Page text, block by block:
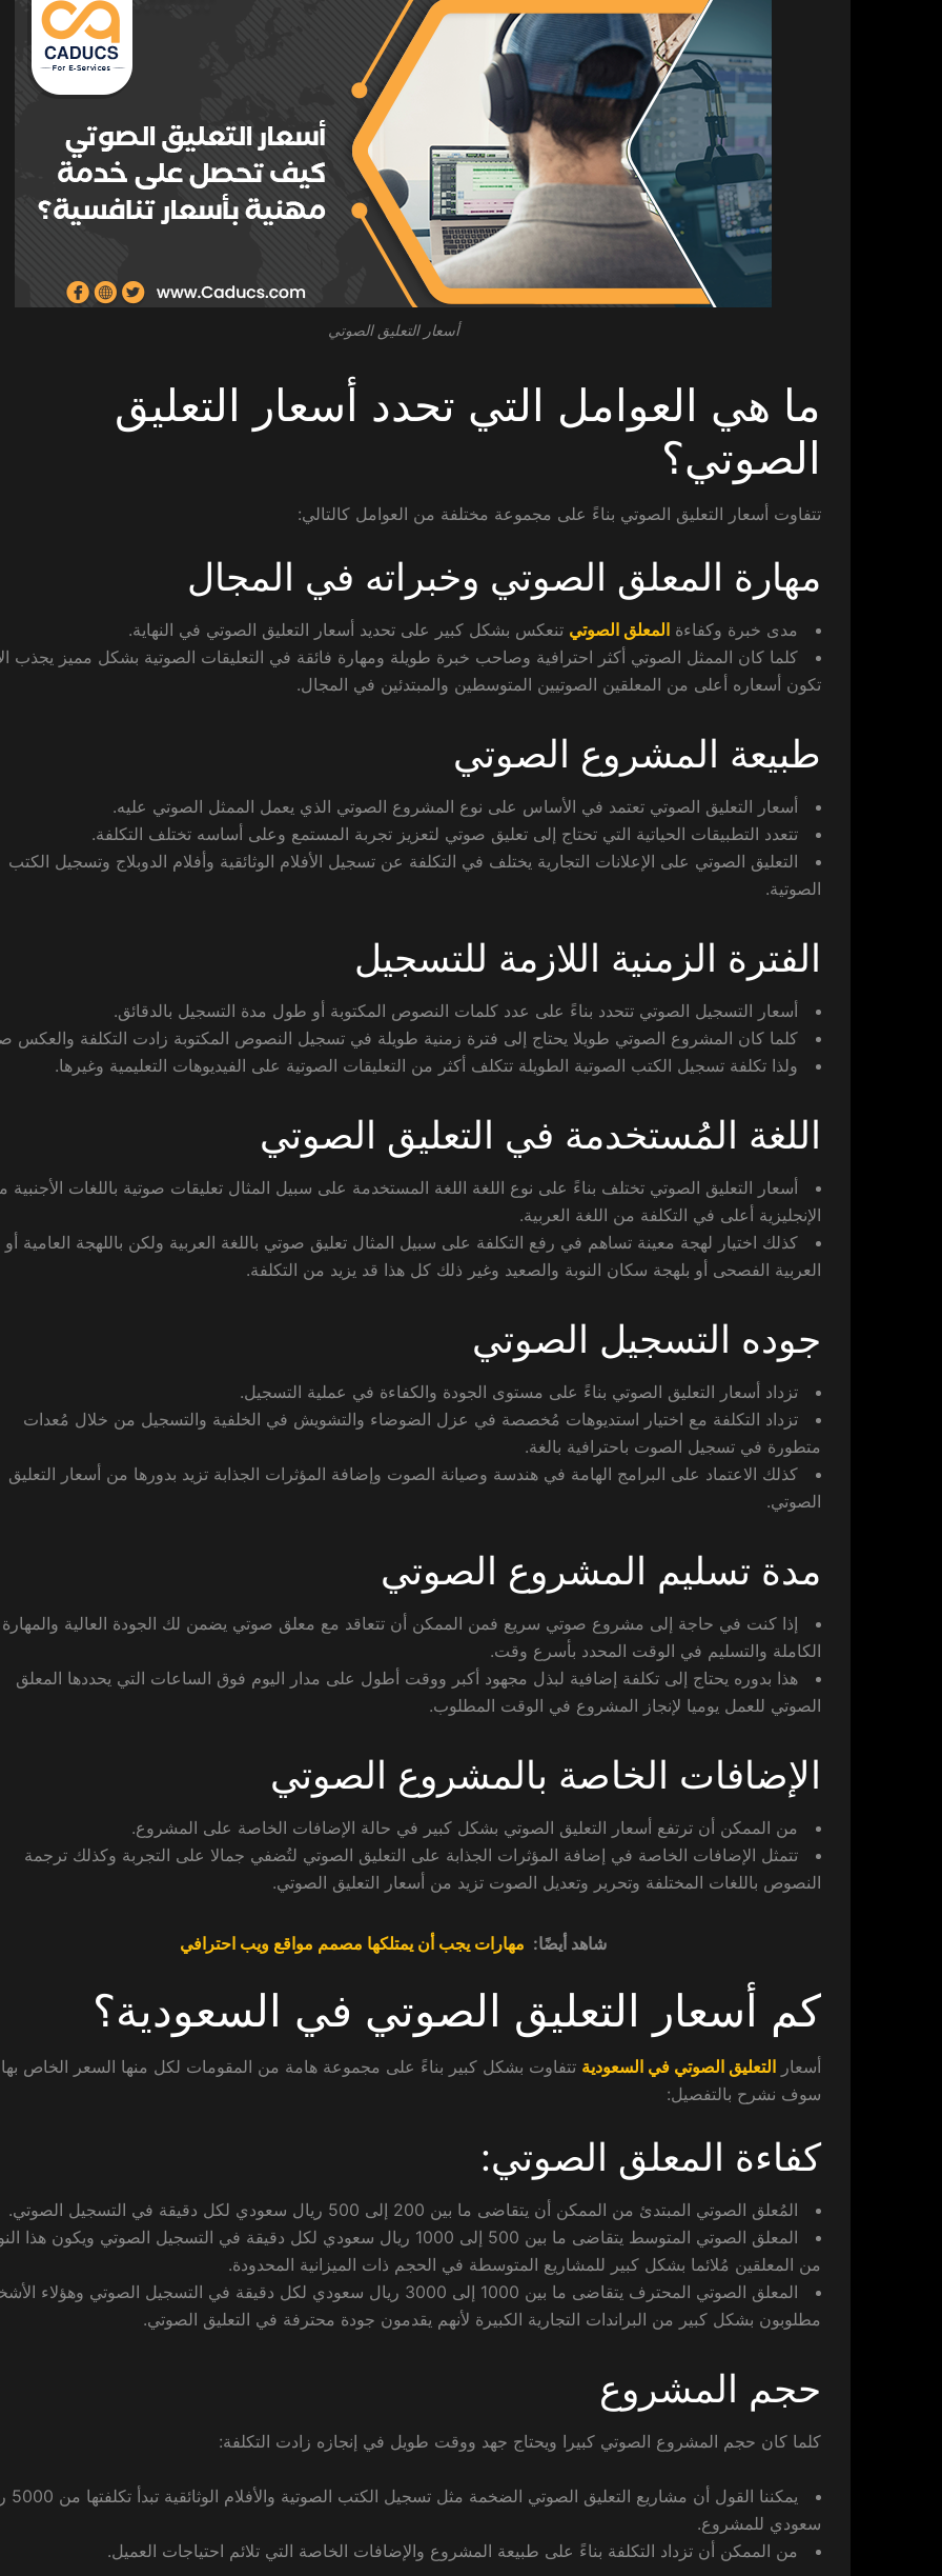
أسعار التعليق الصوتي
ما هي العوامل التي تحدد أسعار التعليق
الصوتي؟
تتفاوت أسعار التعليق الصوتي بناءً على مجموعة مختلفة من العوامل كالتالي:
مهارة المعلق الصوتي وخبراته في المجال
مدى خبرة وكفاءة المعلق الصوتي تنعكس بشكل كبير على تحديد أسعار التعليق الصوتي في النهاية.
كلما كان الممثل الصوتي أكثر احترافية وصاحب خبرة طويلة ومهارة فائقة في التعليقات الصوتية بشكل مميز يجذب
تكون أسعاره أعلى من المعلقين الصوتيين المتوسطين والمبتدئين في المجال.
طبيعة المشروع الصوتي
أسعار التعليق الصوتي تعتمد في الأساس على نوع المشروع الصوتي الذي يعمل الممثل الصوتي عليه.
تتعدد التطبيقات الحياتية التي تحتاج إلى تعليق صوتي لتعزيز تجربة المستمع وعلى أساسه تختلف التكلفة.
التعليق الصوتي على الإعلانات التجارية يختلف في التكلفة عن تسجيل الأفلام الوثائقية وأفلام الدوبلاج وتسجيل الكتب
الصوتية.
الفترة الزمنية اللازمة للتسجيل
أسعار التسجيل الصوتي تتحدد بناءً على عدد كلمات النصوص المكتوبة أو طول مدة التسجيل بالدقائق.
كلما كان المشروع الصوتي طويلا يحتاج إلى فترة زمنية طويلة في تسجيل النصوص المكتوبة زادت التكلفة والعكس
ولذا تكلفة تسجيل الكتب الصوتية الطويلة تتكلف أكثر من التعليقات الصوتية على الفيديوهات التعليمية وغيرها.
اللغة المُستخدمة في التعليق الصوتي
أسعار التعليق الصوتي تختلف بناءً على نوع اللغة اللغة المستخدمة على سبيل المثال تعليقات صوتية باللغات الأجنبية
الإنجليزية أعلى في التكلفة من اللغة العربية.
كذلك اختيار لهجة معينة تساهم في رفع التكلفة على سبيل المثال تعليق صوتي باللغة العربية ولكن باللهجة العامية أو
العربية الفصحى أو بلهجة سكان النوبة والصعيد وغير ذلك كل هذا قد يزيد من التكلفة.
جوده التسجيل الصوتي
تزداد أسعار التعليق الصوتي بناءً على مستوى الجودة والكفاءة في عملية التسجيل.
تزداد التكلفة مع اختيار استديوهات مُخصصة في عزل الضوضاء والتشويش في الخلفية والتسجيل من خلال مُعدات
متطورة في تسجيل الصوت باحترافية بالغة.
كذلك الاعتماد على البرامج الهامة في هندسة وصيانة الصوت وإضافة المؤثرات الجذابة تزيد بدورها من أسعار التعليق
الصوتي.
مدة تسليم المشروع الصوتي
إذا كنت في حاجة إلى مشروع صوتي سريع فمن الممكن أن تتعاقد مع معلق صوتي يضمن لك الجودة العالية والمهارة
الكاملة والتسليم في الوقت المحدد بأسرع وقت.
هذا بدوره يحتاج إلى تكلفة إضافية لبذل مجهود أكبر ووقت أطول على مدار اليوم فوق الساعات التي يحددها المعلق
الصوتي للعمل يوميا لإنجاز المشروع في الوقت المطلوب.
الإضافات الخاصة بالمشروع الصوتي
من الممكن أن ترتفع أسعار التعليق الصوتي بشكل كبير في حالة الإضافات الخاصة على المشروع.
تتمثل الإضافات الخاصة في إضافة المؤثرات الجذابة على التعليق الصوتي لتُضفي جمالا على التجربة وكذلك ترجمة
النصوص باللغات المختلفة وتحرير وتعديل الصوت تزيد من أسعار التعليق الصوتي.
شاهد أيضًا: مهارات يجب أن يمتلكها مصمم مواقع ويب احترافي
كم أسعار التعليق الصوتي في السعودية؟
أسعار التعليق الصوتي في السعودية تتفاوت بشكل كبير بناءً على مجموعة هامة من المقومات لكل منها السعر الخاص
سوف نشرح بالتفصيل:
كفاءة المعلق الصوتي:
المُعلق الصوتي المبتدئ من الممكن أن يتقاضى ما بين 200 إلى 500 ريال سعودي لكل دقيقة في التسجيل الصوتي.
المعلق الصوتي المتوسط يتقاضى ما بين 500 إلى 1000 ريال سعودي لكل دقيقة في التسجيل الصوتي ويكون هذا
من المعلقين مُلائما بشكل كبير للمشاريع المتوسطة في الحجم ذات الميزانية المحدودة.
المعلق الصوتي المحترف يتقاضى ما بين 1000 إلى 3000 ريال سعودي لكل دقيقة في التسجيل الصوتي وهؤلاء
مطلوبون بشكل كبير من البراندات التجارية الكبيرة لأنهم يقدمون جودة محترفة في التعليق الصوتي.
حجم المشروع
كلما كان حجم المشروع الصوتي كبيرا ويحتاج جهد ووقت طويل في إنجازه زادت التكلفة:
يمكننا
سعودي للمشروع.
من الممكن أن تزداد التكلفة بناءً على طبيعة المشروع والإضافات الخاصة التي تلائم احتياجات العميل.